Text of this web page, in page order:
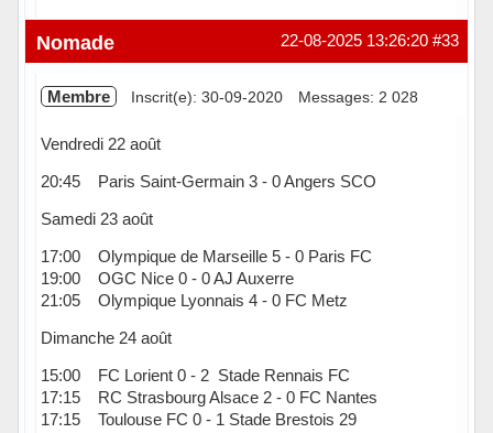
Hors ligne #33
22-08-2025 13:26:20
Nomade
Membre Inscrit(e): 30-09-2020 Messages: 2 028
Vendredi 22 août
20:45 Paris Saint-Germain 3 - 0 Angers SCO
Samedi 23 août
17:00 Olympique de Marseille 5 - 0 Paris FC
19:00 OGC Nice 0 - 0 AJ Auxerre
21:05 Olympique Lyonnais 4 - 0 FC Metz
Dimanche 24 août
15:00 FC Lorient 0 - 2 Stade Rennais FC
17:15 RC Strasbourg Alsace 2 - 0 FC Nantes
17:15 Toulouse FC 0 - 1 Stade Brestois 29